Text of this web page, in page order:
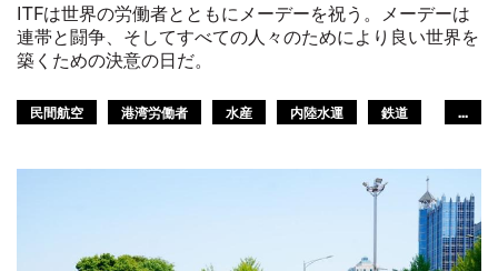
ITFは世界の労働者とともにメーデーを祝う。メーデーは
連帯と闘争、そしてすべての人々のためにより良い世界を
築くための決意の日だ。
民間航空 港湾労働者 水産 内陸水運
鉄道
アフリカ
ITF米州間地域
...